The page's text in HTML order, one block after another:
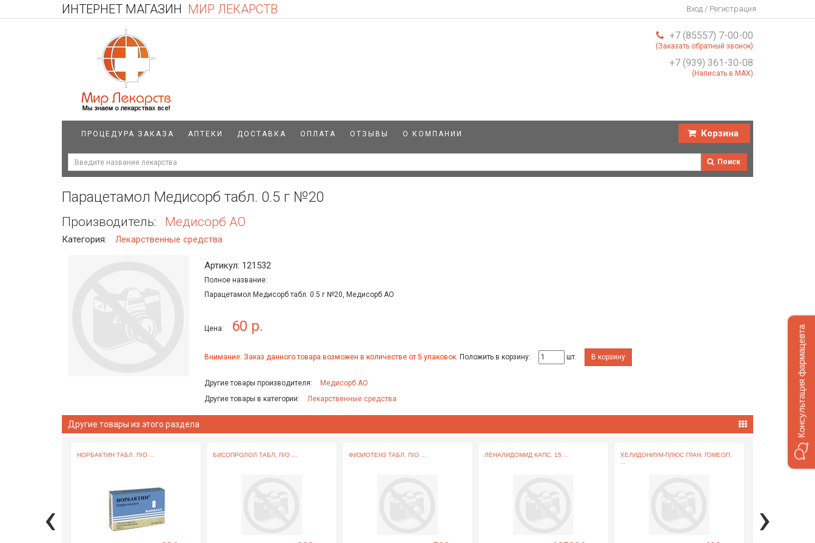
ИНТЕРНЕТ МАГАЗИН МИР ЛЕКАРСТВ Вход / Регистрация
+7 (85557) 7-00-00
(Заказать обратный звонок)
+7 (939) 361-30-08
(Написать в MAX)
ПРОЦЕДУРА ЗАКАЗА АПТЕКИ ДОСТАВКА ОПЛАТА ОТЗЫВЫ О КОМПАНИИ Корзина
Поиск
Парацетамол Медисорб табл. 0.5 г №20
Производитель: Медисорб АО
Категория: Лекарственные средства
Артикул: 121532
Полное название:
Парацетамол Медисорб табл. 0.5 г №20, Медисорб АО
Цена: 60 р.
Внимание: Заказ данного товара возможен в количестве от 5 упаковок. Положить в корзину: шт. В корзину
Другие товары производителя:
Медисорб АО
Другие товары в категории:
Лекарственные средства
Другие товары из этого раздела
НОРБАКТИН ТАБЛ. П/О ... БИСОПРОЛОЛ ТАБЛ. П/О ... ФИЗИОТЕНЗ ТАБЛ. П/О ... ЛЕНАЛИДОМИД КАПС. 15 ...
ХЕЛИДОНИУМ-ПЛЮС ГРАН. ГОМЕОП.
ПРОСТУДОКС
‹ ›
Консультация фармацевта